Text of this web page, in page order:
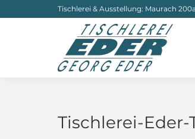
Tischlerei & Ausstellung: Maurach
Tischlerei-